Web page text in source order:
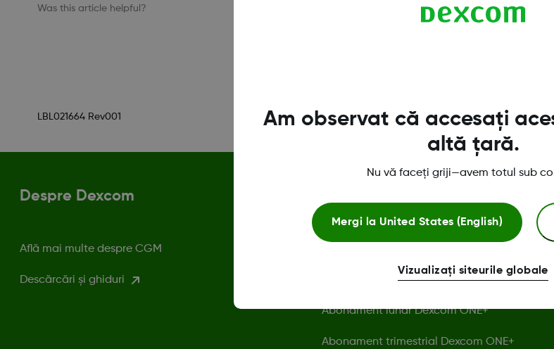
Was this article helpful?
LBL021664 Rev001
Despre Dexcom
Află mai multe despre CGM
Descărcări și ghiduri Receptorul Dexcom ONE+
Abonament lunar Dexcom ONE+
Abonament trimestrial Dexcom ONE+
Am observat că accesați
altă țară.
Nu vă faceți griji—avem totul sub
Mergi la United States (English)
Vizualizați siteurile globale